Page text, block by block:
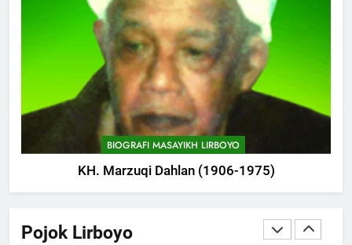
BIOGRAFI MASAYIKH LIRBOYO
KH. Marzuqi Dahlan (1906-1975)
Pojok Lirboyo
Bersama Kapolda Jawa Timur
POJOK LIRBOYO
Tam-Taman Lirboyo: MHM dan
Ma’had Aly Gelar Koreksian
Kitab Semester Ganjil
POJOK LIRBOYO
Mudir Aam Ma’had Aly
Sampaikan Pentingnya
Mempelajari Ilmu Hadis Dalam